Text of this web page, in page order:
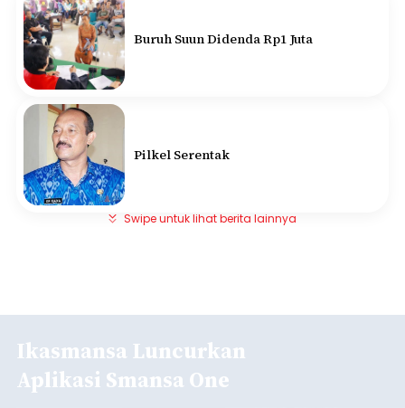
Buruh Suun Didenda Rp1 Juta
Pilkel Serentak
Swipe untuk lihat berita lainnya
Ikasmansa Luncurkan
Aplikasi Smansa One